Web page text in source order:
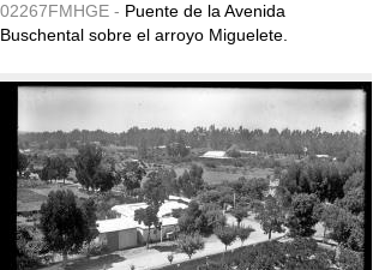
02267FMHGE - Puente de la Avenida
Buschental sobre el arroyo Miguelete.